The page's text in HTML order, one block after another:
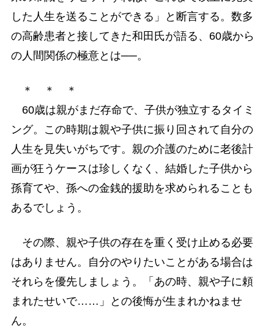
した人生を送ることができる」と断言する。数多
の高齢患者と接してきた和田氏が語る、60歳から
の人間関係の極意とは──。
＊ ＊ ＊
60歳は親がまだ存命で、子供が独立するタイミ
ング。この時期は親や子供に振り回されて自分の
人生を見失いがちです。親の介護のために老後計
画が狂うケースは珍しくなく、結婚した子供から
孫育てや、孫への金銭的援助を求められることも
あるでしょう。
その際、親や子供の存在を重く受け止める必要
はありません。自分のやりたいことがある場合は
それらを優先しましょう。「あの時、親や子に頼
まれたせいで……」との後悔が生まれかねませ
ん。